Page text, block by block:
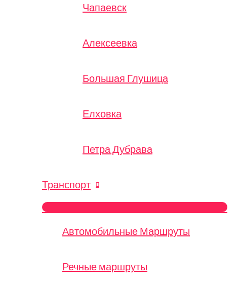
Чапаевск
Алексеевка
Большая Глушица
Елховка
Петра Дубрава
Транспорт
ПЕРЕКЛЮЧАТЕЛЬ
МЕНЮ
Автомобильные Маршруты
Речные маршруты